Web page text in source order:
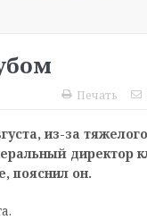
Печать
из-за тяжелого
директор
пояснил он.